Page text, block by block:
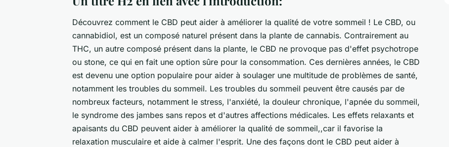
Découvrez comment le CBD peut aider à améliorer la qualité de votre sommeil ! Le CBD, ou
cannabidiol, est un composé naturel présent dans la plante de cannabis. Contrairement au
THC, un autre composé présent dans la plante, le CBD ne provoque pas d'effet psychotrope
ou stone, ce qui en fait une option sûre pour la consommation. Ces dernières années, le CBD
est devenu une option populaire pour aider à soulager une multitude de problèmes de santé,
notamment les troubles du sommeil. Les troubles du sommeil peuvent être causés par de
nombreux facteurs, notamment le stress, l'anxiété, la douleur chronique, l'apnée du sommeil,
le syndrome des jambes sans repos et d'autres affections médicales. Les effets relaxants et
apaisants du CBD peuvent aider à améliorer la qualité de sommeil,,car il favorise la
relaxation musculaire et aide à calmer l'esprit. Une des façons dont le CBD peut aider à